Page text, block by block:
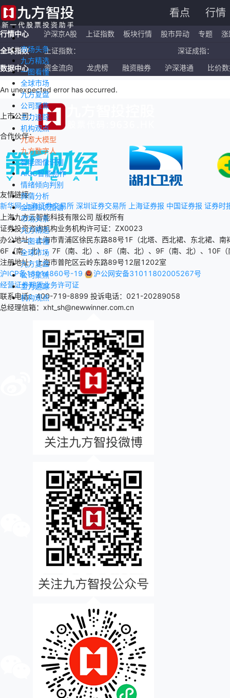
看点 行情
市场头条
九方精选
一图看懂
全球市场
九方复盘
公司聚焦
主力追踪
机构观点
九章大模型
九方数字人
智能图像识别
AIGC智能创作
情绪倾向判别
舆情分析
金融知识图谱
市场头条
九方精选
一图看懂
全球市场
九方复盘
公司聚焦
主力追踪
机构观点
行情中心 沪深京A股 上证指数 板块行情 股市异动 专题
涨
全球指数
上证指数：
深证成指：
恒生指数：
国企指数：
纳斯达克ETF：
数据中心 资金流向 龙虎榜 融资融券 沪深港通 比价
An unexpected error has occurred.
上市公司：
合作伙伴：
友情链接：
新华网 上海证券交易所 深圳证券交易所 上海证券报 中国证券报 证券时
上海九方云智能科技有限公司 版权所有
证券投资咨询机构业务机构许可证：ZX0023
办公地址：上海市青浦区徐民东路88号1F（北塔、西北裙、东北裙、
6F（南、北）、7F（南、北）、8F（南、北）、9F（南、北）、10F
注册地址：上海市普陀区云岭东路89号12层1202室
沪ICP备18014860号-19
沪公网安备31011802005267号
经营证券期货业务许可证
联系电话：400-719-8899 投诉电话：021-20289058
总经理信箱：xht_sh@newwinner.com.cn